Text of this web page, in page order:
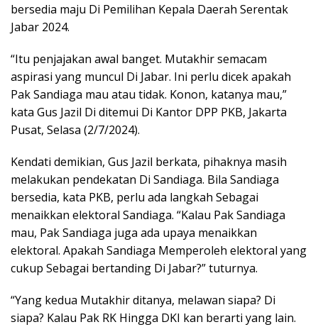
bersedia maju Di Pemilihan Kepala Daerah Serentak
Jabar 2024.
“Itu penjajakan awal banget. Mutakhir semacam
aspirasi yang muncul Di Jabar. Ini perlu dicek apakah
Pak Sandiaga mau atau tidak. Konon, katanya mau,”
kata Gus Jazil Di ditemui Di Kantor DPP PKB, Jakarta
Pusat, Selasa (2/7/2024).
Kendati demikian, Gus Jazil berkata, pihaknya masih
melakukan pendekatan Di Sandiaga. Bila Sandiaga
bersedia, kata PKB, perlu ada langkah Sebagai
menaikkan elektoral Sandiaga. “Kalau Pak Sandiaga
mau, Pak Sandiaga juga ada upaya menaikkan
elektoral. Apakah Sandiaga Memperoleh elektoral yang
cukup Sebagai bertanding Di Jabar?” tuturnya.
“Yang kedua Mutakhir ditanya, melawan siapa? Di
siapa? Kalau Pak RK Hingga DKI kan berarti yang lain.